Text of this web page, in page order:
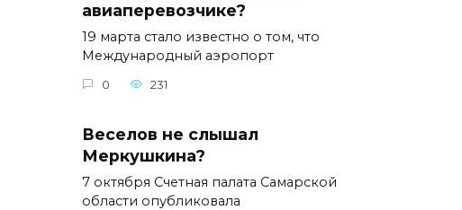
авиаперевозчике?
19 марта стало известно о том, что
Международный аэропорт
0 231
Веселов не слышал
Меркушкина?
7 октября Счетная палата Самарской
области опубликовала